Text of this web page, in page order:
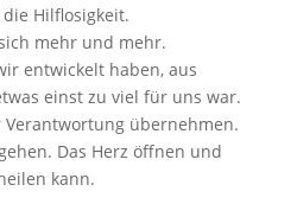
Hilflosigkeit.
mehr und mehr.
entwickelt haben, aus
einst zu viel für uns war.
übernehmen.
Das Herz öffnen und
kann.